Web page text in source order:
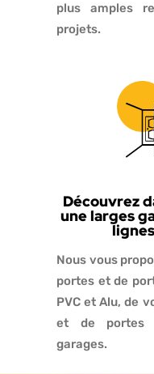
plus amples
projets.
Découvrez
une larges
Nous vous
portes et de
PVC et Alu, de
et de portes
garages.